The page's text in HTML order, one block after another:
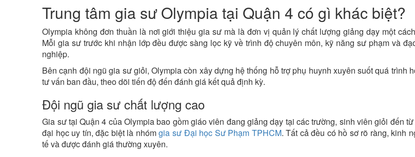
Trung tâm gia sư Olympia tại Quận 4 có gì khác biệt?
Olympia không đơn thuần là nơi giới thiệu gia sư mà là đơn vị quản lý chất lượng giảng dạy một
Mỗi gia sư trước khi nhận lớp đều được sàng lọc kỹ về trình độ chuyên môn, kỹ năng sư phạm và
nghiệp.
Bên cạnh đội ngũ gia sư giỏi, Olympia còn xây dựng hệ thống hỗ trợ phụ huynh xuyên suốt quá trình
tư vấn ban đầu, theo dõi tiến độ đến đánh giá kết quả định kỳ.
Đội ngũ gia sư chất lượng cao
Gia sư tại Quận 4 của Olympia bao gồm giáo viên đang giảng dạy tại các trường, sinh viên giỏi đến
đại học uy tín, đặc biệt là nhómgia sư Đại học Sư Phạm TPHCM. Tất cả đều có hồ sơ rõ ràng, kinh
tế và được đánh giá thường xuyên.